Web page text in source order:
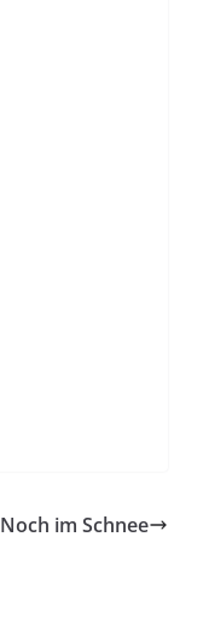
Noch im Schnee